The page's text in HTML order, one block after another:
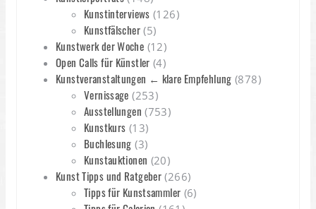
Kunstinterviews (126)
Kunstfälscher(5)
Kunstwerk der Woche (12)
Open Calls für Künstler (4)
Kunstveranstaltungen ← klare Empfehlung (878)
Vernissage (253)
Ausstellungen (753)
Kunstkurs (13)
Buchlesung (3)
Kunstauktionen (20)
Kunst Tipps und Ratgeber (266)
Tipps für Kunstsammler (6)